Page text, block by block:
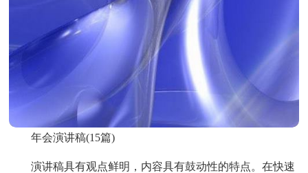
年会演讲稿(15篇)
演讲稿具有观点鲜明，内容具有鼓动性的特点。在快速